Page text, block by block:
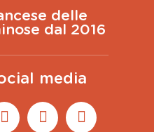
delle
dal 2016
media